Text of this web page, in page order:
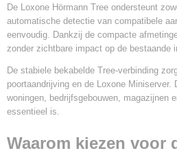
De Loxone Hörmann Tree ondersteunt
automatische detectie van compatibele
eenvoudig. Dankzij de compacte
zonder zichtbare impact op de bestaande
De stabiele bekabelde Tree-verbinding
poortaandrijving en de Loxone
woningen, bedrijfsgebouwen, magazijnen
essentieel is.
Waarom kiezen voor